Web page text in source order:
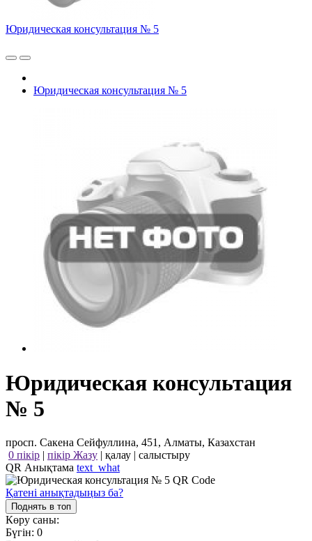
Юридическая консультация № 5
Юридическая консультация № 5
Юридическая консультация
№ 5
просп. Сакена Сейфуллина, 451, Алматы, Казахстан
0 пікір | пікір Жазу | қалау | салыстыру
QR Анықтама text_what
Қатені анықтадыңыз ба?
Поднять в топ
Көру саны:
Бүгін: 0